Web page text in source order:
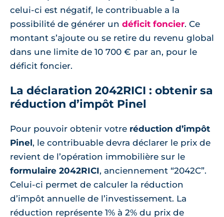
celui-ci est négatif, le contribuable a la
possibilité de générer un déficit foncier. Ce
montant s’ajoute ou se retire du revenu global
dans une limite de 10 700 € par an, pour le
déficit foncier.
La déclaration 2042RICI : obtenir sa
réduction d’impôt Pinel
Pour pouvoir obtenir votre réduction d’impôt
Pinel, le contribuable devra déclarer le prix de
revient de l’opération immobilière sur le
formulaire 2042RICI, anciennement “2042C”.
Celui-ci permet de calculer la réduction
d’impôt annuelle de l’investissement. La
réduction représente 1% à 2% du prix de